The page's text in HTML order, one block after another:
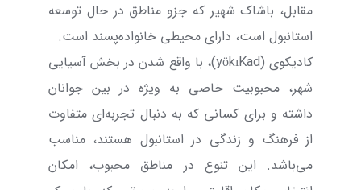
مقابل، باشاک شهیر که جزو مناطق در حال توسعه
استانبول است، دارای محیطی خانواده‌پسند است.
کادیکوی (Kad
ı
k
ö
y)، با واقع شدن در بخش آسیایی
شهر، محبوبیت خاصی به ویژه در بین جوانان
داشته و برای کسانی که به دنبال تجربه‌ای متفاوت
از فرهنگ و زندگی در استانبول هستند، مناسب
‌می‌باشد. این تنوع در مناطق محبوب، امکان